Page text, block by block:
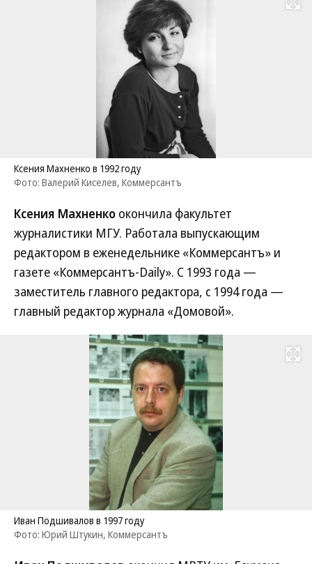
Развернуть
Ксения Махненко в 1992 году
Фото: Валерий Киселев, Коммерсантъ
Ксения Махненко окончила факультет
журналистики МГУ. Работала выпускающим
редактором в еженедельнике «Коммерсантъ» и
газете «Коммерсантъ-Daily». С 1993 года —
заместитель главного редактора, с 1994 года —
главный редактор журнала «Домовой».
Развернуть
Иван Подшивалов в 1997 году
Фото: Юрий Штукин, Коммерсантъ